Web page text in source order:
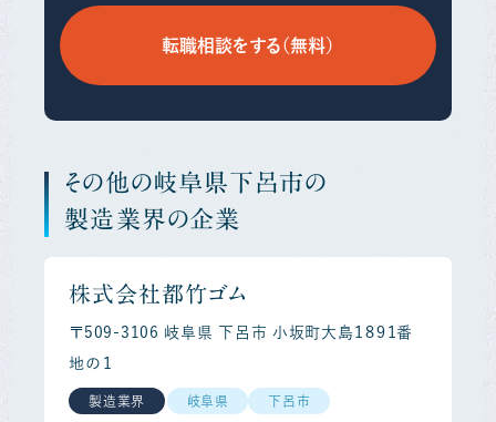
転職相談をする（無料）
その他の岐阜県下呂市の
製造業界の企業
株式会社都竹ゴム
〒509-3106 岐阜県 下呂市 小坂町大島１８９１番
地の１
製造業界 岐阜県 下呂市